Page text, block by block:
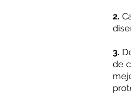
2.
3.
de